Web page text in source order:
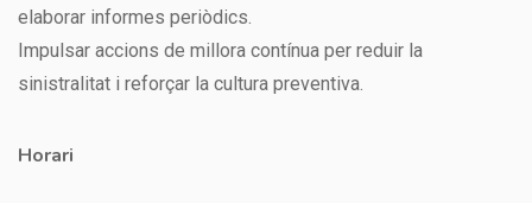
elaborar informes periòdics.
Impulsar accions de millora contínua per reduir la
sinistralitat i reforçar la cultura preventiva.
Horari